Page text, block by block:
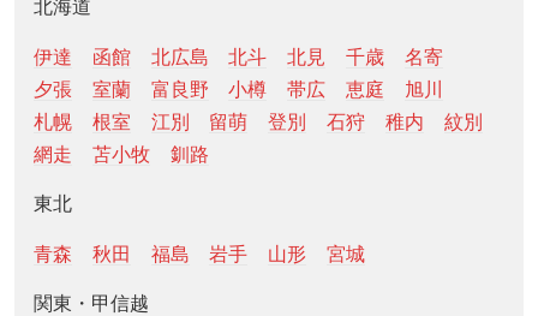
北海道
伊達 函館 北広島 北斗 北見 千歳
名寄
夕張
室蘭 富良野 小樽 帯広 恵庭
旭川
札幌
根室 江別 留萌 登別 石狩 稚内
紋別
網走
苫小牧 釧路
東北
青森 秋田 福島 岩手 山形 宮城
関東・甲信越